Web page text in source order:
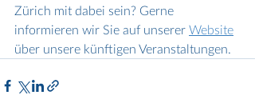
Zürich mit dabei sein? Gerne
informieren wir Sie auf unserer Website
über unsere künftigen Veranstaltungen.